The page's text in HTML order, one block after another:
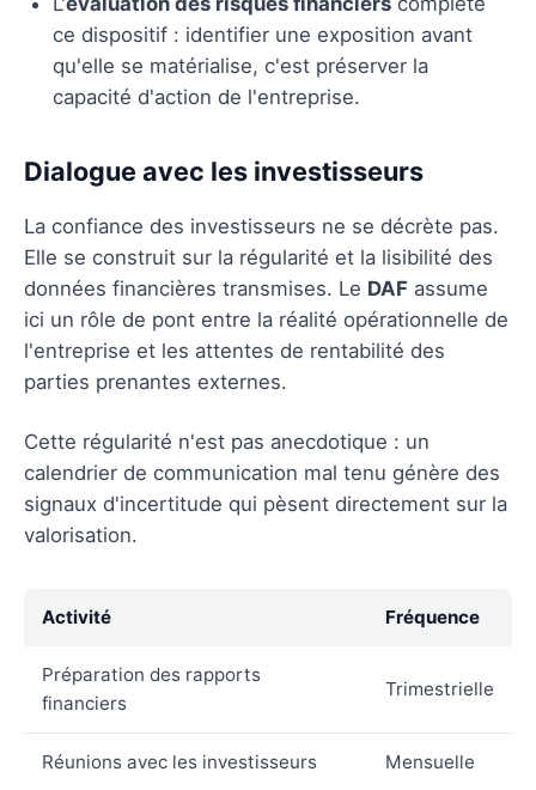
ce dispositif : identifier une exposition avant
qu'elle se matérialise, c'est préserver la
capacité d'action de l'entreprise.
Dialogue avec les investisseurs
La confiance des investisseurs ne se décrète pas.
Elle se construit sur la régularité et la lisibilité des
données financières transmises. Le DAF assume
ici un rôle de pont entre la réalité opérationnelle de
l'entreprise et les attentes de rentabilité des
parties prenantes externes.
Cette régularité n'est pas anecdotique : un
calendrier de communication mal tenu génère des
signaux d'incertitude qui pèsent directement sur la
valorisation.
Activité Fréquence
Préparation des rapports
financiers
Trimestrielle
Réunions avec les investisseurs Mensuelle